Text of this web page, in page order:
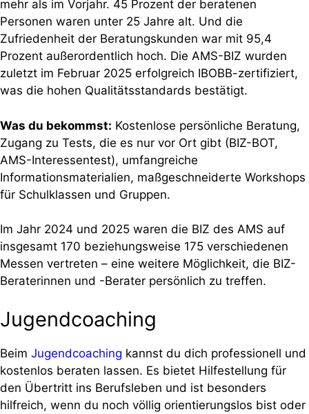
mehr als im Vorjahr. 45 Prozent der beratenen
Personen waren unter 25 Jahre alt. Und die
Zufriedenheit der Beratungskunden war mit 95,4
Prozent außerordentlich hoch. Die AMS-BIZ wurden
zuletzt im Februar 2025 erfolgreich IBOBB-zertifiziert,
was die hohen Qualitätsstandards bestätigt.
Was du bekommst: Kostenlose persönliche Beratung,
Zugang zu Tests, die es nur vor Ort gibt (BIZ-BOT,
AMS-Interessentest), umfangreiche
Informationsmaterialien, maßgeschneiderte Workshops
für Schulklassen und Gruppen.
Im Jahr 2024 und 2025 waren die BIZ des AMS auf
insgesamt 170 beziehungsweise 175 verschiedenen
Messen vertreten – eine weitere Möglichkeit, die BIZ-
Beraterinnen und -Berater persönlich zu treffen.
Jugendcoaching
Beim Jugendcoaching kannst du dich professionell und
kostenlos beraten lassen. Es bietet Hilfestellung für
den Übertritt ins Berufsleben und ist besonders
hilfreich, wenn du noch völlig orientierungslos bist oder